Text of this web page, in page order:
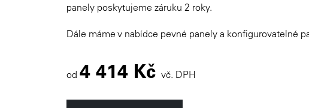
panely poskytujeme záruku 2 roky.
Dále máme v nabídce pevné panely a konfigurovatelné
od 4 414 Kč vč. DPH